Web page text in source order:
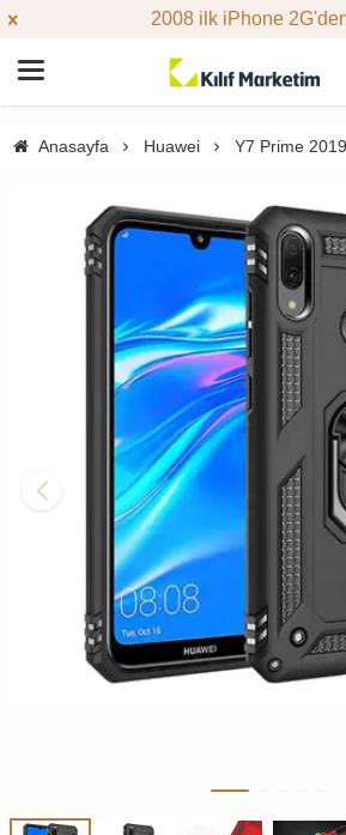
2008 ilk iPhone
Anasayfa Huawei Y7 Prime 2019